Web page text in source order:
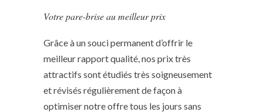
Votre pare-brise au meilleur prix
Grâce à un souci permanent d’offrir le
meilleur rapport qualité, nos prix très
attractifs sont étudiés très soigneusement
et révisés régulièrement de façon à
optimiser notre offre tous les jours sans